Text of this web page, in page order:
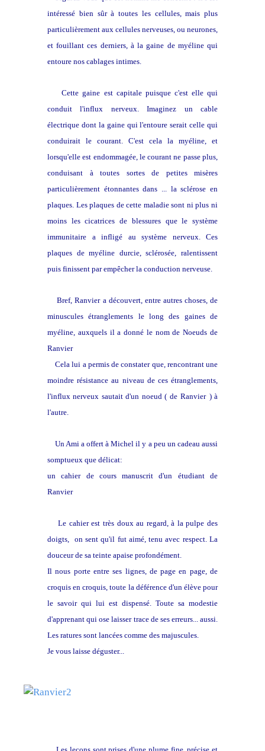
intéressé bien sûr à toutes les cellules, mais plus
particulièrement aux cellules nerveuses, ou neurones,
et fouillant ces derniers, à la gaine de myéline qui
entoure nos cablages intimes.
Cette gaine est capitale puisque c'est elle qui
conduit l'influx nerveux. Imaginez un cable
électrique dont la gaine qui l'entoure serait celle qui
conduirait le courant. C'est cela la myéline, et
lorsqu'elle est endommagée, le courant ne passe plus,
conduisant à toutes sortes de petites misères
particulièrement étonnantes dans ... la sclérose en
plaques. Les plaques de cette maladie sont ni plus ni
moins les cicatrices de blessures que le système
immunitaire a infligé au système nerveux. Ces
plaques de myéline durcie, sclérosée, ralentissent
puis finissent par empêcher la conduction nerveuse.
Bref, Ranvier a découvert, entre autres choses, de
minuscules étranglements le long des gaines de
myéline, auxquels il a donné le nom de Noeuds de
Ranvier
Cela lui a permis de constater que, rencontrant une
moindre résistance au niveau de ces étranglements,
l'influx nerveux sautait d'un noeud ( de Ranvier ) à
l'autre.
Un Ami a offert à Michel il y a peu un cadeau aussi
somptueux que délicat:
un cahier de cours manuscrit d'un étudiant de
Ranvier
Le cahier est très doux au regard, à la pulpe des
doigts, on sent qu'il fut aimé, tenu avec respect. La
douceur de sa teinte apaise profondément.
Il nous porte entre ses lignes, de page en page, de
croquis en croquis, toute la déférence d'un élève pour
le savoir qui lui est dispensé. Toute sa modestie
d'apprenant qui ose laisser trace de ses erreurs... aussi.
Les ratures sont lancées comme des majuscules.
Je vous laisse déguster...